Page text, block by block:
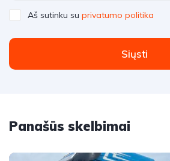
Aš sutinku su privatumo politika
Siųsti
Panašūs skelbimai